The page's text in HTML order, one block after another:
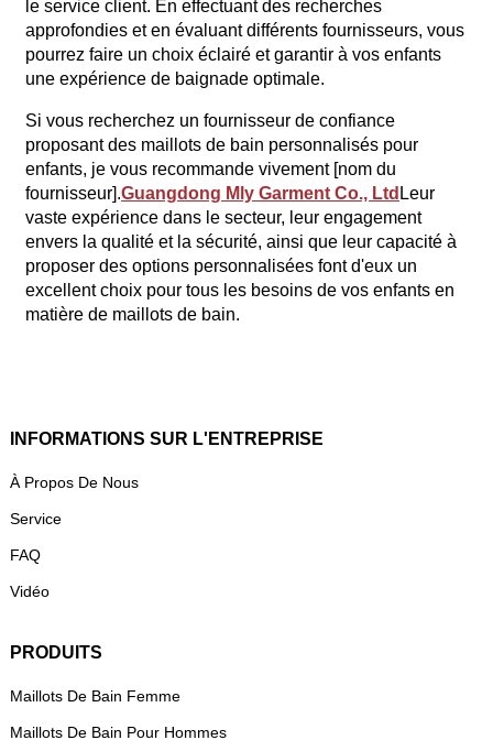
le service client. En effectuant des recherches
approfondies et en évaluant différents fournisseurs, vous
pourrez faire un choix éclairé et garantir à vos enfants
une expérience de baignade optimale.
Si vous recherchez un fournisseur de confiance
proposant des maillots de bain personnalisés pour
enfants, je vous recommande vivement [nom du
fournisseur].Guangdong Mly Garment Co., Ltd Leur
vaste expérience dans le secteur, leur engagement
envers la qualité et la sécurité, ainsi que leur capacité à
proposer des options personnalisées font d'eux un
excellent choix pour tous les besoins de vos enfants en
matière de maillots de bain.
INFORMATIONS SUR L'ENTREPRISE
À Propos De Nous
Service
FAQ
Vidéo
PRODUITS
Maillots De Bain Femme
Maillots De Bain Pour Hommes